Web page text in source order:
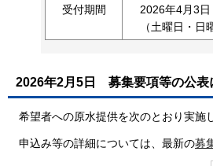
受付期間
2026年4月3
（土曜日・日
2026年2月5日 募集要項等の公
希望者への原水提供を次のとおり実施
申込み等の詳細については、最新の募